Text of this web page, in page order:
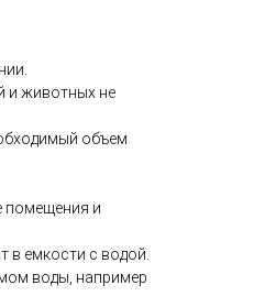
и животных не
объем
помещения и
в емкости с водой.
воды, например